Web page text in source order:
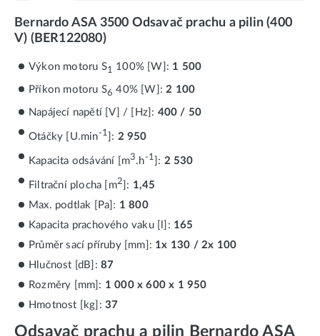
Bernardo ASA 3500 Odsavač prachu a pilin (400
V) (BER122080)
Výkon motoru S1 100% [W]: 1 500
Příkon motoru S6 40% [W]: 2 100
Napájecí napětí [V] / [Hz]: 400 / 50
Otáčky [U.min-1]: 2 950
Kapacita odsávání [m3.h-1]: 2 530
Filtrační plocha [m2]: 1,45
Max. podtlak [Pa]: 1 800
Kapacita prachového vaku [l]: 165
Průměr sací příruby [mm]: 1x 130 / 2x 100
Hlučnost [dB]: 87
Rozměry [mm]: 1 000 x 600 x 1 950
Hmotnost [kg]: 37
Odsavač prachu a pilin Bernardo ASA